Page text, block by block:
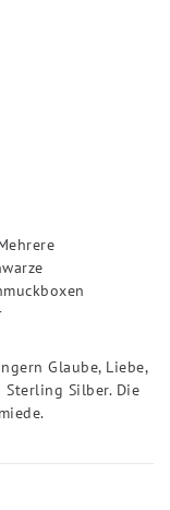
Glaube, Liebe,
Sterling Silber. Die